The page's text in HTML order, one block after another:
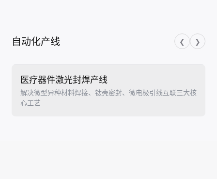
自动化产线 ❮ ❯
医疗器件激光封焊产线
解决微型异种材料焊接、钛壳密封、微电极引线互联三大核
心工艺